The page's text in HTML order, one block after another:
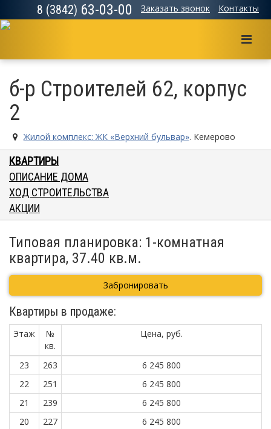
8 (3842) 63-03-00 Заказать звонок Контакты
б-р Строителей 62, корпус
2
Жилой комплекс: ЖК «Верхний бульвар». Кемерово
КВАРТИРЫ
ОПИСАНИЕ ДОМА
ХОД СТРОИТЕЛЬСТВА
АКЦИИ
Типовая планировка: 1-комнатная
квартира, 37.40 кв.м.
Забронировать
Квартиры в продаже:
Этаж
№
кв.
Цена, руб.
23 263
6 245 800
22
251
6 245 800
21
239
6 245 800
20
227
6 245 800